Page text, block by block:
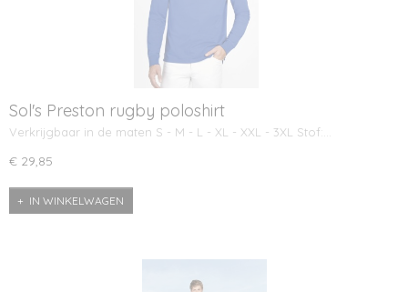
Sol's Preston rugby poloshirt
Verkrijgbaar in de maten S - M - L - XL - XXL - 3XL Stof:…
€ 29,85
IN WINKELWAGEN